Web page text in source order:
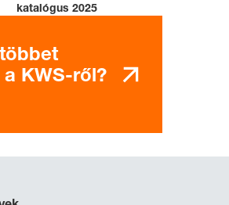
katalógus 2025
KWS-ről?